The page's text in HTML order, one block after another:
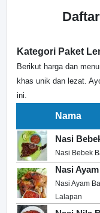
Kategori Paket
Berikut harga dan
khas unik dan lezat.
ini.
Nama
Nasi
Nasi Bebek
Nasi
Nasi Ayam
Lalapan